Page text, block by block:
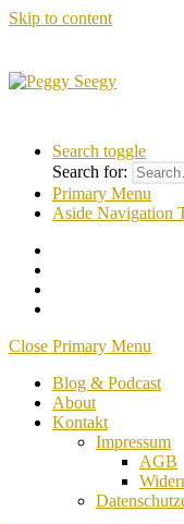
Skip to content
vertrauen
dadurch
alles
Search toggle
Search for:
Primary Menu
Aside Navigation
Close Primary Menu
Blog & Podcast
About
Kontakt
Impressum
AGB